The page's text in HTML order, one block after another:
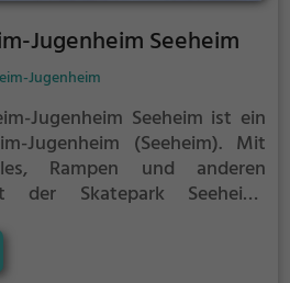
Jugenheim Seeheim
Jugenheim
Jugenheim Seeheim ist ein
Jugenheim (Seeheim). Mit
Rampen und anderen
der Skatepark Seeheim-
zu stellen.